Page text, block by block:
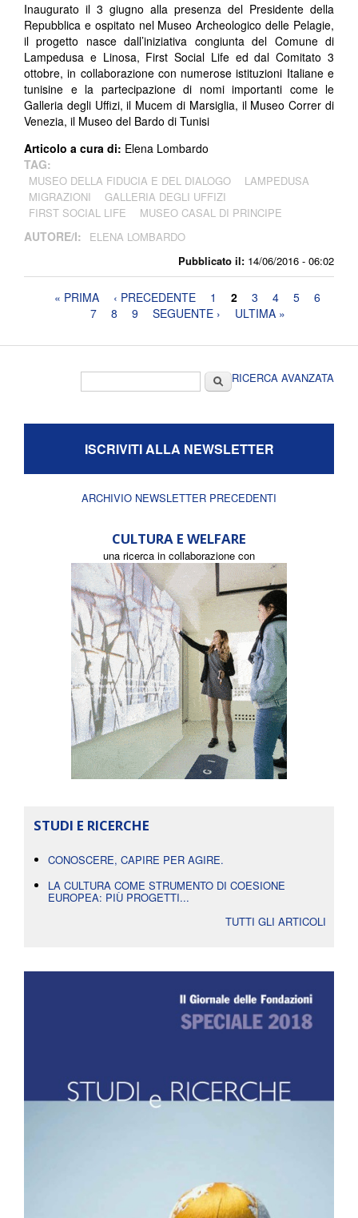
Pubblicato il: 14/06/2016 - 06:02
Inaugurato il 3 giugno alla presenza del Presidente della
Repubblica e ospitato nel Museo Archeologico delle Pelagie,
il progetto nasce dall’iniziativa congiunta del Comune di
Lampedusa e Linosa, First Social Life ed dal Comitato 3
ottobre, in collaborazione con numerose istituzioni Italiane e
tunisine e la partecipazione di nomi importanti come le
Galleria degli Uffizi, il Mucem di Marsiglia, il Museo Correr di
Venezia, il Museo del Bardo di Tunisi
Articolo a cura di: Elena Lombardo
TAG:
MUSEO DELLA FIDUCIA E DEL DIALOGO
LAMPEDUSA
MIGRAZIONI
GALLERIA DEGLI UFFIZI
FIRST SOCIAL LIFE
MUSEO CASAL DI PRINCIPE
AUTORE/I: ELENA LOMBARDO
Pagine« PRIMA ‹ PRECEDENTE 1 2 3 4 5
6
7
8 9 SEGUENTE › ULTIMA »
CercaRICERCA AVANZATA
ISCRIVITI ALLA NEWSLETTER
ARCHIVIO NEWSLETTER PRECEDENTI
CULTURA E WELFARE
una ricerca in collaborazione con
STUDI E RICERCHE
CONOSCERE, CAPIRE PER AGIRE.
LA CULTURA COME STRUMENTO DI COESIONE
EUROPEA: PIÙ PROGETTI...
TUTTI GLI ARTICOLI